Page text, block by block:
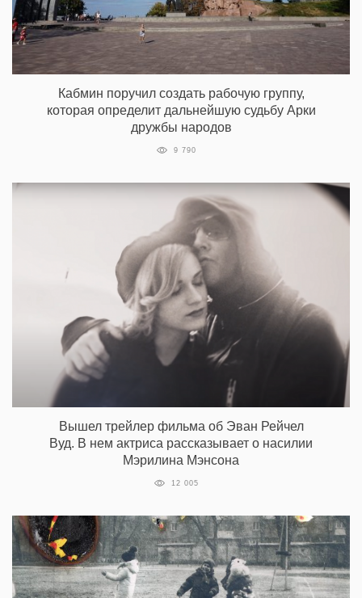
Кабмин поручил создать рабочую группу,
которая определит дальнейшую судьбу Арки
дружбы народов
9 790
Вышел трейлер фильма об Эван Рейчел
Вуд. В нем актриса рассказывает о насилии
Мэрилина Мэнсона
12 005